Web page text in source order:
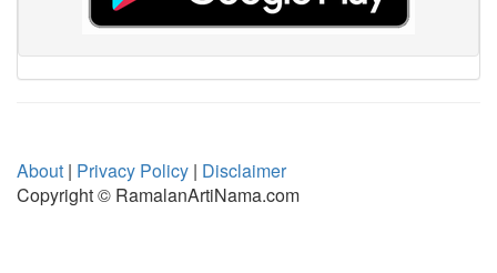
About | Privacy Policy | Disclaimer
Copyright © RamalanArtiNama.com